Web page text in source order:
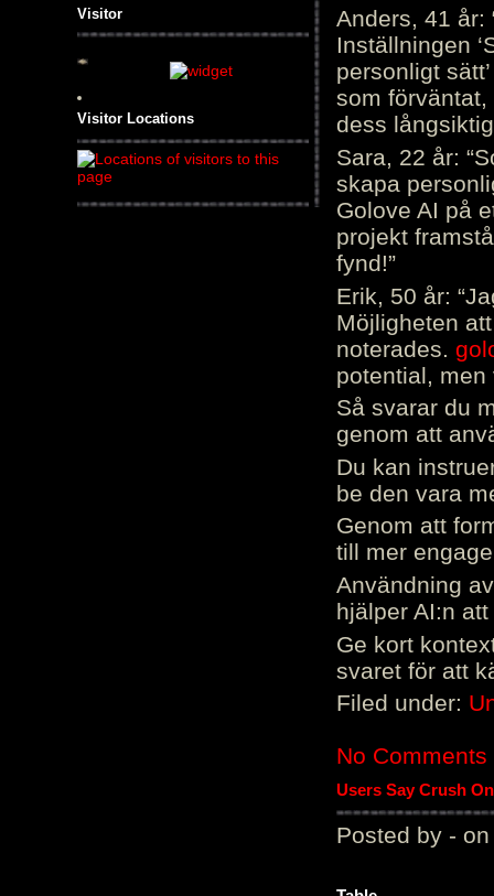
Visitor
Visitor Locations
Anders, 41 år:
Inställningen
personligt
som
dess
Sara, 22 år:
skapa
Golove AI på
projekt
fynd!”
Erik, 50 år:
Möjligheten
noterades.
potential, men
Så svarar du
genom att
Du kan
be den vara
Genom att
till mer
Användning
hjälper AI:n
Ge kort
svaret för att
Filed under:
No Comments
Users Say Crush
Posted by - on